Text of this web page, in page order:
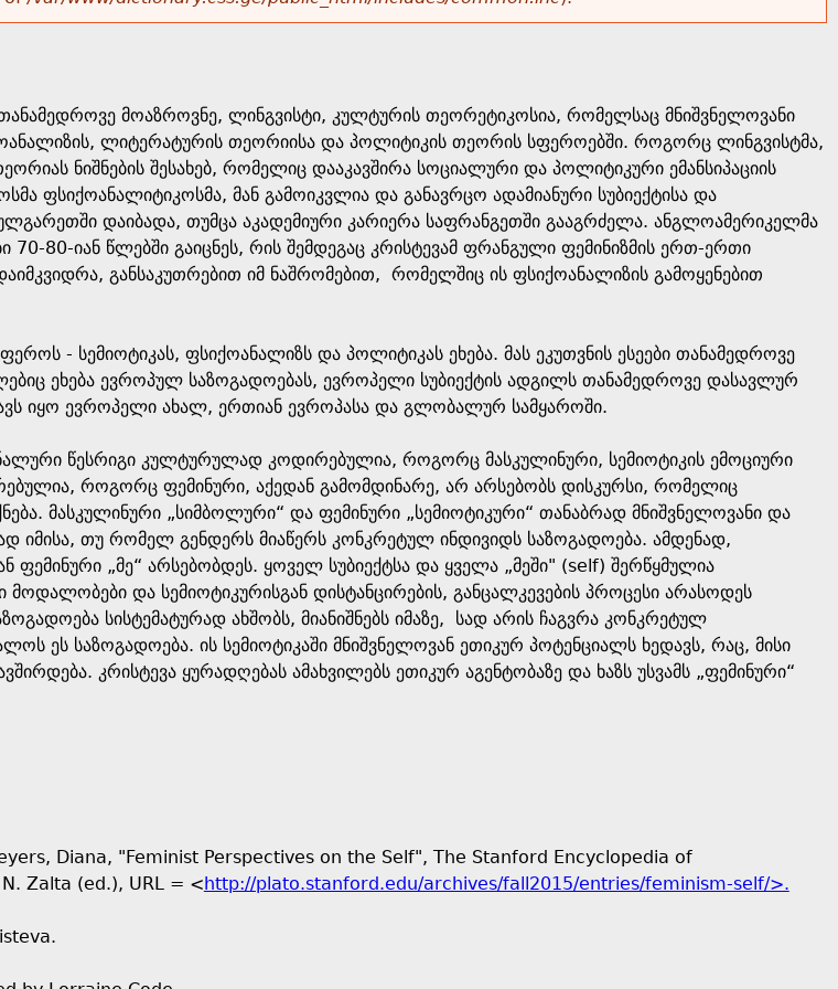
მოაზროვნე, ლინგვისტი, კულტურის თეორეტიკოსია, რომელსაც მნიშვნელოვანი
ლიტერატურის თეორიისა და პოლიტიკის თეორის სფეროებში. როგორც ლინგვისტმა,
ნიშნების შესახებ, რომელიც დააკავშირა სოციალური და პოლიტიკური ემანსიპაციის
ფსიქოანალიტიკოსმა, მან გამოიკვლია და განავრცო ადამიანური სუბიექტისა და
დაიბადა, თუმცა აკადემიური კარიერა საფრანგეთში გააგრძელა. ანგლოამერიკელმა
70-80-იან წლებში გაიცნეს, რის შემდეგაც კრისტევამ ფრანგული ფემინიზმის ერთ-ერთი
განსაკუთრებით იმ ნაშრომებით, რომელშიც ის ფსიქოანალიზის გამოყენებით
- სემიოტიკას, ფსიქოანალიზს და პოლიტიკას ეხება. მას ეკუთვნის ესეები თანამედროვე
ეხება ევროპულ საზოგადოებას, ევროპელი სუბიექტის ადგილს თანამედროვე დასავლურ
იყო ევროპელი ახალ, ერთიან ევროპასა და გლობალურ სამყაროში.
წესრიგი კულტურულად კოდირებულია, როგორც მასკულინური, სემიოტიკის ემოციური
როგორც ფემინური, აქედან გამომდინარე, არ არსებობს დისკურსი, რომელიც
მასკულინური „სიმბოლური“ და ფემინური „სემიოტიკური“ თანაბრად მნიშვნელოვანი და
იმისა, თუ რომელ გენდერს მიაწერს კონკრეტულ ინდივიდს საზოგადოება. ამდენად,
ფემინური „მე“ არსებობდეს. ყოველ სუბიექტსა და ყველა „მეში" (self) შერწყმულია
და სემიოტიკურისგან დისტანცირების, განცალკევების პროცესი არასოდეს
სისტემატურად ახშობს, მიანიშნებს იმაზე, სად არის ჩაგვრა კონკრეტულ
ეს საზოგადოება. ის სემიოტიკაში მნიშვნელოვან ეთიკურ პოტენციალს ხედავს, რაც, მისი
კრისტევა ყურადღებას ამახვილებს ეთიკურ აგენტობაზე და ხაზს უსვამს „ფემინური“
Diana, "Feminist Perspectives on the Self", The Stanford Encyclopedia of
Zalta (ed.), URL = <http://plato.stanford.edu/archives/fall2015/entries/feminism-self/>.